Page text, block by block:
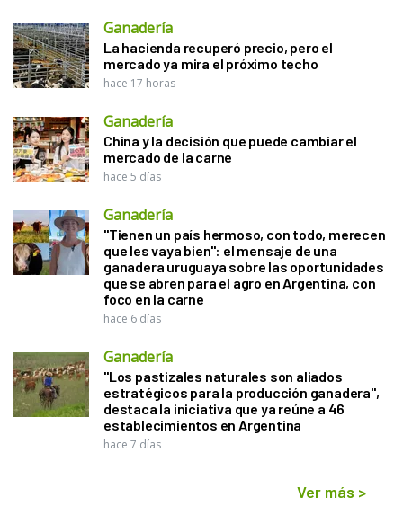
Ganadería
La hacienda recuperó precio, pero el
mercado ya mira el próximo techo
hace 17 horas
Ganadería
China y la decisión que puede cambiar el
mercado de la carne
hace 5 días
Ganadería
"Tienen un país hermoso, con todo, merecen
que les vaya bien": el mensaje de una
ganadera uruguaya sobre las oportunidades
que se abren para el agro en Argentina, con
foco en la carne
hace 6 días
Ganadería
"Los pastizales naturales son aliados
estratégicos para la producción ganadera",
destaca la iniciativa que ya reúne a 46
establecimientos en Argentina
hace 7 días
Ver más >